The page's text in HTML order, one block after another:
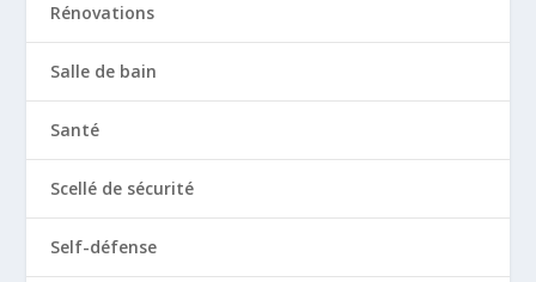
Rénovations
Salle de bain
Santé
Scellé de sécurité
Self-défense